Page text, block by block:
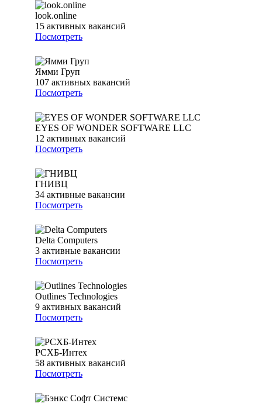
look.online
15 активных вакансий
Посмотреть
Ямми Груп
107 активных вакансий
Посмотреть
EYES OF WONDER SOFTWARE LLC
12 активных вакансий
Посмотреть
ГНИВЦ
34 активные вакансии
Посмотреть
Delta Computers
3 активные вакансии
Посмотреть
Outlines Technologies
9 активных вакансий
Посмотреть
РСХБ-Интех
58 активных вакансий
Посмотреть